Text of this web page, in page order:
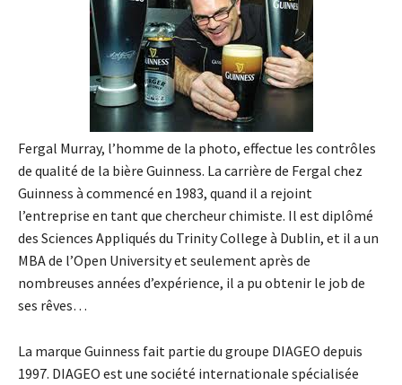
Fergal Murray, l’homme de la photo, effectue les contrôles
de qualité de la bière Guinness. La carrière de Fergal chez
Guinness à commencé en 1983, quand il a rejoint
l’entreprise en tant que chercheur chimiste. Il est diplômé
des Sciences Appliqués du Trinity College à Dublin, et il a un
MBA de l’Open University et seulement après de
nombreuses années d’expérience, il a pu obtenir le job de
ses rêves…
La marque Guinness fait partie du groupe DIAGEO depuis
1997. DIAGEO est une société internationale spécialisée